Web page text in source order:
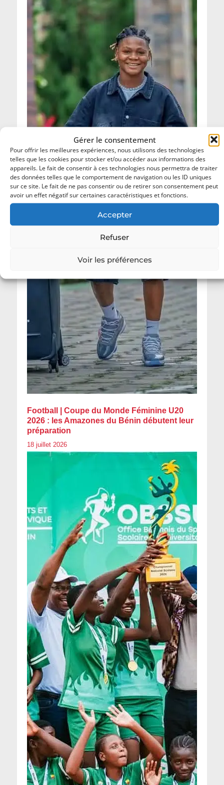
Gérer le consentement
Pour offrir les meilleures expériences, nous utilisons des technologies
telles que les cookies pour stocker et/ou accéder aux informations des
appareils. Le fait de consentir à ces technologies nous permettra de traiter
des données telles que le comportement de navigation ou les ID uniques
sur ce site. Le fait de ne pas consentir ou de retirer son consentement peut
avoir un effet négatif sur certaines caractéristiques et fonctions.
Accepter
Refuser
Voir les préférences
Football | Coupe du Monde Féminine U20
2026 : les Amazones du Bénin débutent leur
préparation
18 juillet 2026